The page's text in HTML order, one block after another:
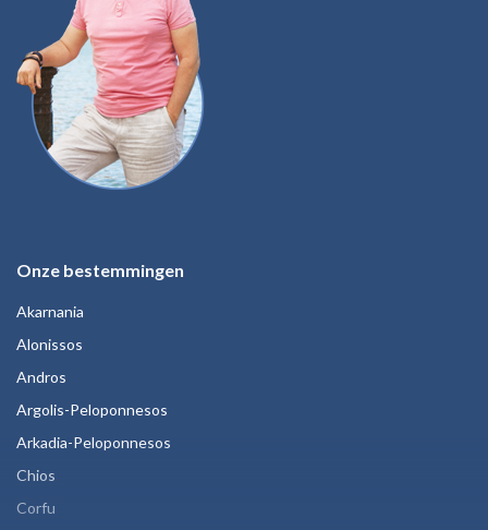
Onze bestemmingen
Akarnania
Alonissos
Andros
Argolis-Peloponnesos
Arkadia-Peloponnesos
Chios
Corfu